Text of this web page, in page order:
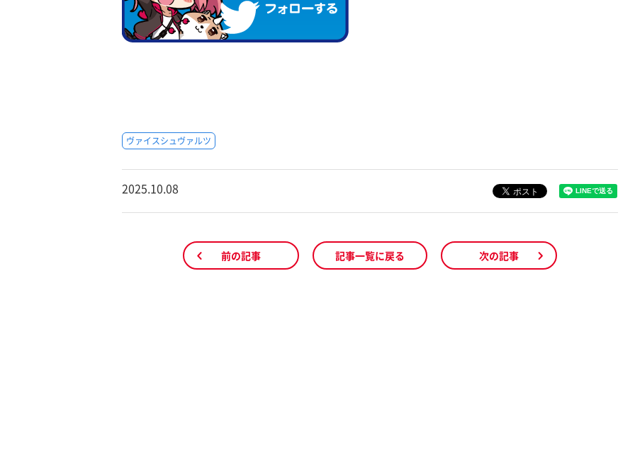
ヴァイスシュヴァルツ
2025.10.08
前の記事 記事一覧に戻る 次の記事